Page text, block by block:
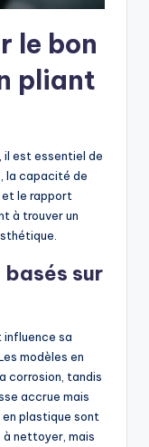
le bon
pliant
il est essentiel de
la capacité de
le rapport
à trouver un
sur
influence sa
modèles en
corrosion, tandis
accrue mais
plastique sont
nettoyer, mais